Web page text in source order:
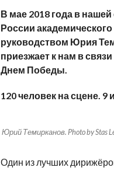
В мае 2018 года в
России
руководством Юрия
приезжает к нам в
Днем Победы.
120 человек на сцене. 9
Юрий Темирканов. Photo by Stas
Один из лучших